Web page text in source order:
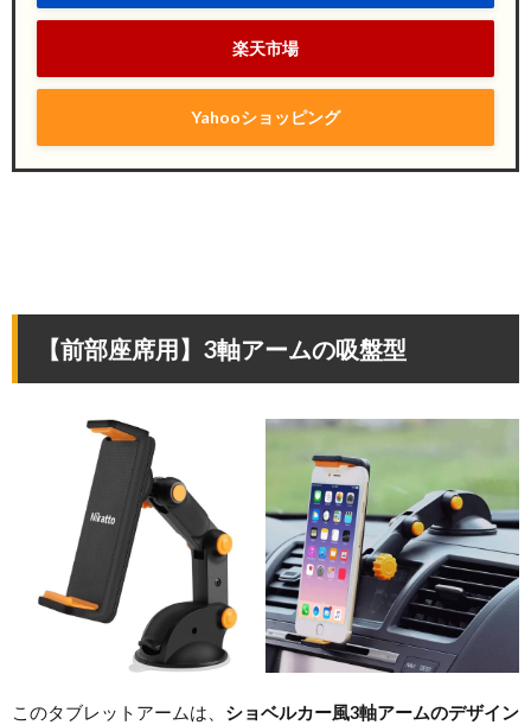
楽天市場
Yahooショッピング
【前部座席用】3軸アームの吸盤型
このタブレットアームは、 ショベルカー風3軸アームのデザイン